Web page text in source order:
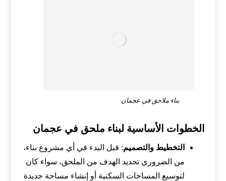
بناء ملاحق في عجمان
الخطوات الأساسية لبناء ملحق في عجمان
التخطيط والتصميم: قبل البدء في أي مشروع بناء،
من الضروري تحديد الهدف من الملحق، سواء كان
لتوسيع المساحات السكنية أو إنشاء مساحة جديدة